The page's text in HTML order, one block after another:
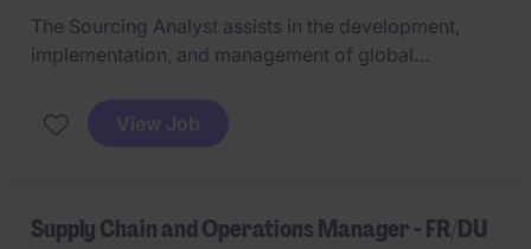
The Sourcing Analyst assists in the development,
implementation, and management of global
pricing, flexibility, quality, and delivery performance.
View Job
Supply Chain and Operations Manager - FR/DU